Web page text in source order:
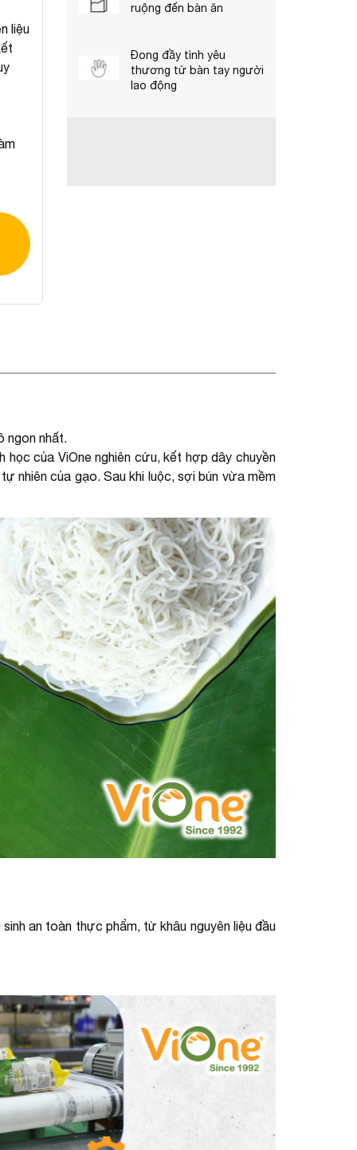
liệu
ruộng đến bàn ăn
Đong đầy tình yêu
thương từ bàn tay người
lao động
ngon nhất.
của ViOne nghiên cứu, kết hợp dây chuyền
nhiên của gạo. Sau khi luộc, sợi bún vừa mềm
an toàn thực phẩm, từ khâu nguyên liệu đầu